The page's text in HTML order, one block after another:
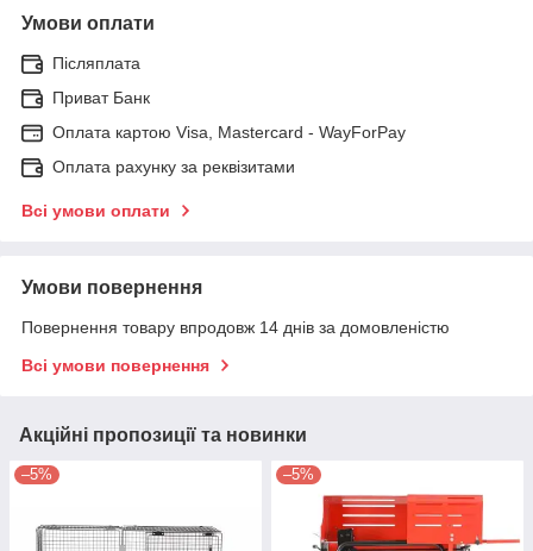
Умови оплати
Післяплата
Приват Банк
Оплата картою Visa, Mastercard - WayForPay
Оплата рахунку за реквізитами
Всі умови оплати
Умови повернення
Повернення товару впродовж 14 днів за домовленістю
Всі умови повернення
Акційні пропозиції та новинки
–5% –5%